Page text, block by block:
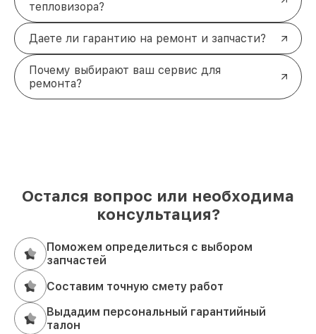
тепловизора?
Даете ли гарантию на ремонт и запчасти?
Почему выбирают ваш сервис для
ремонта?
Остался вопрос или необходима
консультация?
Поможем определиться с выбором
запчастей
Составим точную смету работ
Выдадим персональный гарантийный
талон